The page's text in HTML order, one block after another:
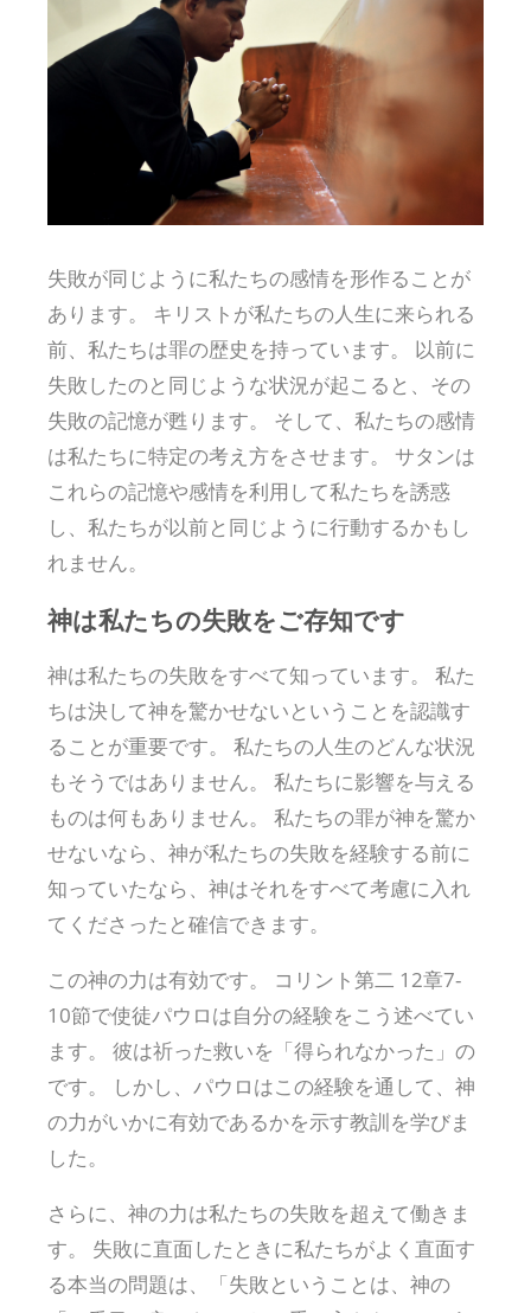
失敗が同じように私たちの感情を形作ることが
あります。 キリストが私たちの人生に来られる
前、私たちは罪の歴史を持っています。 以前に
失敗したのと同じような状況が起こると、その
失敗の記憶が甦ります。 そして、私たちの感情
は私たちに特定の考え方をさせます。 サタンは
これらの記憶や感情を利用して私たちを誘惑
し、私たちが以前と同じように行動するかもし
れません。
神は私たちの失敗をご存知です
神は私たちの失敗をすべて知っています。 私た
ちは決して神を驚かせないということを認識す
ることが重要です。 私たちの人生のどんな状況
もそうではありません。 私たちに影響を与える
ものは何もありません。 私たちの罪が神を驚か
せないなら、神が私たちの失敗を経験する前に
知っていたなら、神はそれをすべて考慮に入れ
てくださったと確信できます。
この神の力は有効です。 コリント第二 12章7-
10節で使徒パウロは自分の経験をこう述べてい
ます。 彼は祈った救いを「得られなかった」の
です。 しかし、パウロはこの経験を通して、神
の力がいかに有効であるかを示す教訓を学びま
した。
さらに、神の力は私たちの失敗を超えて働きま
す。 失敗に直面したときに私たちがよく直面す
る本当の問題は、「失敗ということは、神の